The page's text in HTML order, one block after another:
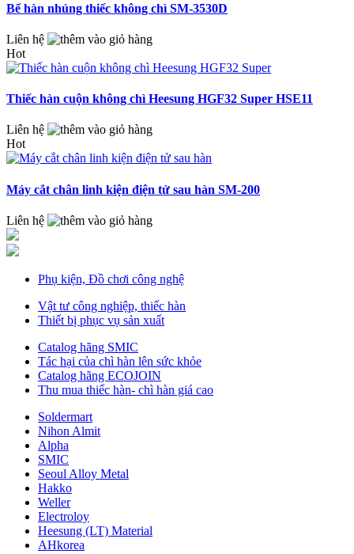
Bể hàn nhúng thiếc không chì SM-3530D
Liên hệ
Hot
Thiếc hàn cuộn không chì Heesung HGF32 Super HSE11
Liên hệ
Hot
Máy cắt chân linh kiện điện tử sau hàn SM-200
Liên hệ
Phụ kiện, Đồ chơi công nghệ
Vật tư công nghiệp, thiếc hàn
Thiết bị phục vụ sản xuất
Catalog hãng SMIC
Tác hại của chì hàn lên sức khỏe
Catalog hãng ECOJOIN
Thu mua thiếc hàn- chì hàn giá cao
Soldermart
Nihon Almit
Alpha
SMIC
Seoul Alloy Metal
Hakko
Weller
Electroloy
Heesung (LT) Material
AHkorea